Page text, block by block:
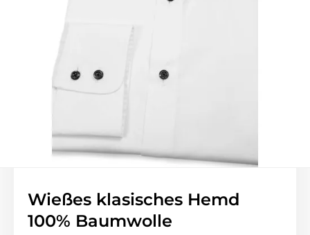
Wießes klasisches Hemd
100% Baumwolle